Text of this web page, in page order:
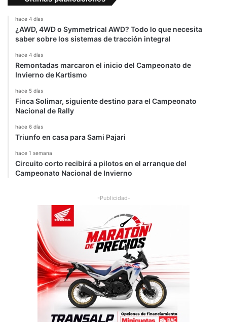
hace 4 días
¿AWD, 4WD o Symmetrical AWD? Todo lo que necesita
saber sobre los sistemas de tracción integral
hace 4 días
Remontadas marcaron el inicio del Campeonato de
Invierno de Kartismo
hace 5 días
Finca Solimar, siguiente destino para el Campeonato
Nacional de Rally
hace 6 días
Triunfo en casa para Sami Pajari
hace 1 semana
Circuito corto recibirá a pilotos en el arranque del
Campeonato Nacional de Invierno
-Publicidad-